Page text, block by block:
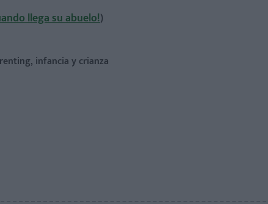
llega su abuelo!)
infancia y crianza